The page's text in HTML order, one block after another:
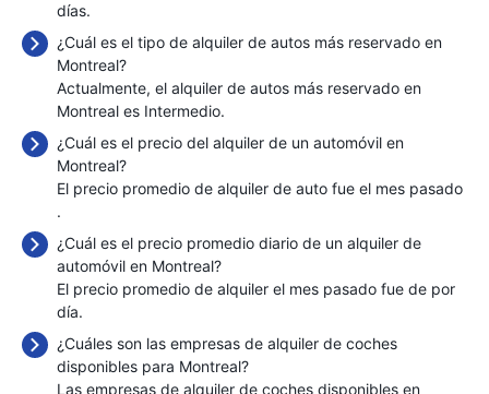
días.
¿Cuál es el tipo de alquiler de autos más reservado en
Montreal?
Actualmente, el alquiler de autos más reservado en
Montreal es Intermedio.
¿Cuál es el precio del alquiler de un automóvil en
Montreal?
El precio promedio de alquiler de auto fue el mes pasado
.
¿Cuál es el precio promedio diario de un alquiler de
automóvil en Montreal?
El precio promedio de alquiler el mes pasado fue de por
día.
¿Cuáles son las empresas de alquiler de coches
disponibles para Montreal?
Las empresas de alquiler de coches disponibles en